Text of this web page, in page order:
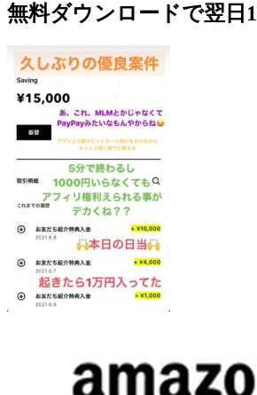
無料ダウンロードで翌日